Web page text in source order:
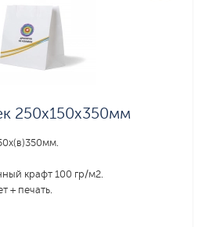
250х150х350мм
крафт 100 гр/м2.
+ печать.